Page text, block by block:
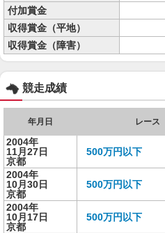
付加賞金
収得賞金（平地）
収得賞金（障害）
競走成績
年月日 レース
2004年
11月27日
京都
500万円以下
2004年
10月30日
京都
500万円以下
2004年
10月17日
京都
500万円以下